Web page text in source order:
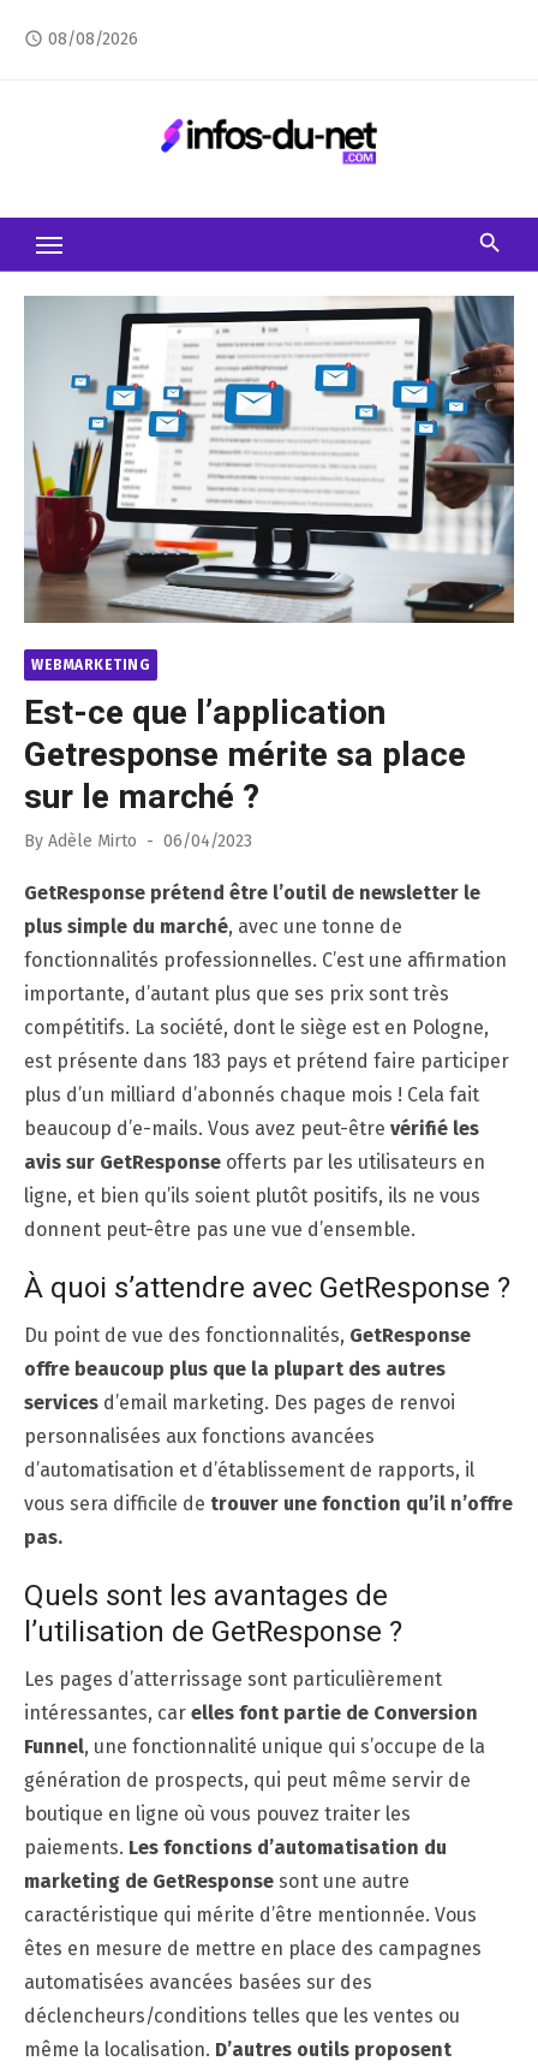
access_time 08/08/2026
WEBMARKETING
Est-ce que l’application
Getresponse mérite sa place
sur le marché ?
By Adèle Mirto
Posted
06/04/2023
GetResponse prétend être l’outil de newsletter le
plus simple du marché, avec une tonne de
fonctionnalités professionnelles. C’est une affirmation
importante, d’autant plus que ses prix sont très
compétitifs. La société, dont le siège est en Pologne,
est présente dans 183 pays et prétend faire participer
plus d’un milliard d’abonnés chaque mois ! Cela fait
beaucoup d’e-mails. Vous avez peut-être vérifié les
avis sur GetResponse offerts par les utilisateurs en
ligne, et bien qu’ils soient plutôt positifs, ils ne vous
donnent peut-être pas une vue d’ensemble.
À quoi s’attendre avec GetResponse ?
Du point de vue des fonctionnalités, GetResponse
offre beaucoup plus que la plupart des autres
services d’email marketing. Des pages de renvoi
personnalisées aux fonctions avancées
d’automatisation et d’établissement de rapports, il
vous sera difficile de trouver une fonction qu’il n’offre
pas.
Quels sont les avantages de
l’utilisation de GetResponse ?
Les pages d’atterrissage sont particulièrement
intéressantes, car elles font partie de Conversion
Funnel, une fonctionnalité unique qui s’occupe de la
génération de prospects, qui peut même servir de
boutique en ligne où vous pouvez traiter les
paiements. Les fonctions d’automatisation du
marketing de GetResponse sont une autre
caractéristique qui mérite d’être mentionnée. Vous
êtes en mesure de mettre en place des campagnes
automatisées avancées basées sur des
déclencheurs/conditions telles que les ventes ou
même la localisation. D’autres outils proposent